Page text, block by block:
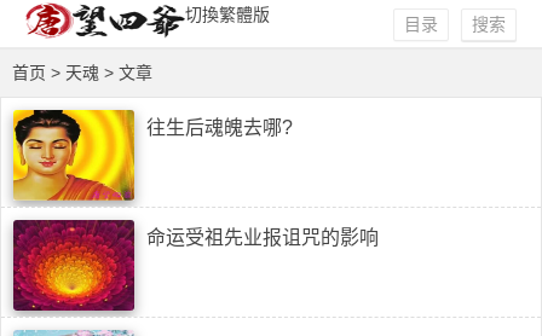
切換繁體版 搜索
目录
首页 > 天魂 > 文章
往生后魂魄去哪?
命运受祖先业报诅咒的影响